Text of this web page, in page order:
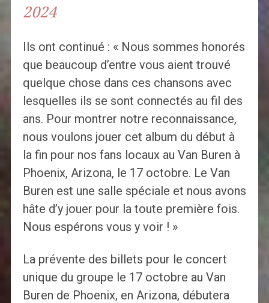
2024
Ils ont continué : « Nous sommes honorés
que beaucoup d’entre vous aient trouvé
quelque chose dans ces chansons avec
lesquelles ils se sont connectés au fil des
ans. Pour montrer notre reconnaissance,
nous voulons jouer cet album du début à
la fin pour nos fans locaux au Van Buren à
Phoenix, Arizona, le 17 octobre. Le Van
Buren est une salle spéciale et nous avons
hâte d’y jouer pour la toute première fois.
Nous espérons vous y voir ! »
La prévente des billets pour le concert
unique du groupe le 17 octobre au Van
Buren de Phoenix, en Arizona, débutera